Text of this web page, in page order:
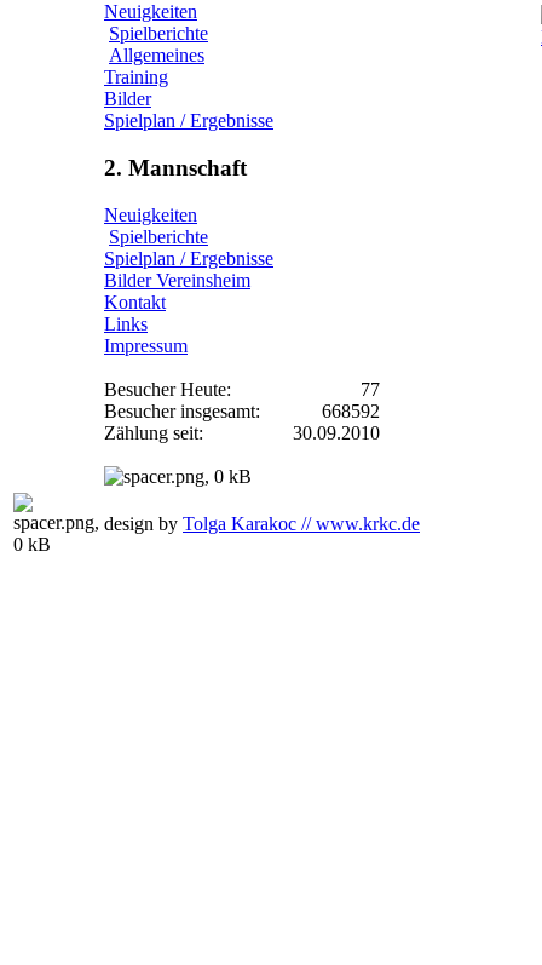
Neuigkeiten
Spielberichte
Allgemeines
Training
Bilder
Spielplan / Ergebnisse
2. Mannschaft
Neuigkeiten
Spielberichte
Spielplan / Ergebnisse
Bilder Vereinsheim
Kontakt
Links
Impressum
Besucher Heute:
77
Besucher insgesamt:
668592
Zählung seit:
30.09.2010
design by Tolga Karakoc // www.krkc.de